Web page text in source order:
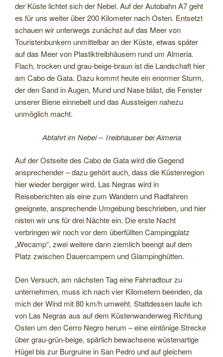
der Küste lichtet sich der Nebel. Auf der Autobahn A7 geht
es für uns weiter über 200 Kilometer nach Osten. Entsetzt
schauen wir unterwegs zunächst auf das Meer von
Touristenbunkern unmittelbar an der Küste, etwas später
auf das Meer von Plastiktreibhäusern rund um Almeria.
Flach, trocken und grau-beige-braun ist die Landschaft hier
am Cabo de Gata. Dazu kommt heute ein enormer Sturm,
der den Sand in Augen, Mund und Nase bläst, die Fenster
unserer Biene einnebelt und das Aussteigen nahezu
unmöglich macht.
Abfahrt im Nebel – Treibhäuser bei Almeria
Auf der Ostseite des Cabo de Gata wird die Gegend
ansprechender – dazu gehört auch, dass die Küstenregion
hier wieder bergiger wird. Las Negras wird in
Reiseberichten als eine zum Wandern und Radfahren
geeignete, ansprechende Umgebung beschrieben, und hier
nisten wir uns für drei Nächte ein. Die erste Nacht
verbringen wir noch vor dem überfüllten Campingplatz
„Wecamp“, zwei weitere dann ziemlich beengt auf dem
Platz zwischen Dauercampern und Glampinghütten.
Den Versuch, am nächsten Tag eine Fahrradtour zu
unternehmen, muss ich nach vier Kilometern beenden, da
mich der Wind mit 80 km/h umweht. Stattdessen laufe ich
von Las Negras aus auf dem Küstenwanderweg Richtung
Osten um den Cerro Negro herum – eine eintönige Strecke
über grau-grün-beige, spärlich bewachsene wüstenartige
Hügel bis zur Burgruine in San Pedro und auf gleichem